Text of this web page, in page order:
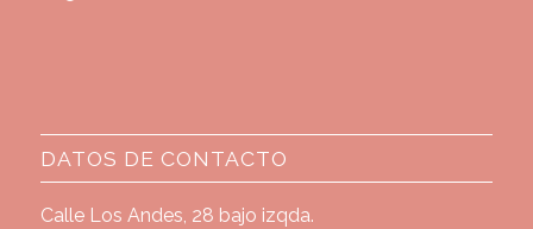
DATOS DE CONTACTO
Calle Los Andes, 28 bajo izqda.